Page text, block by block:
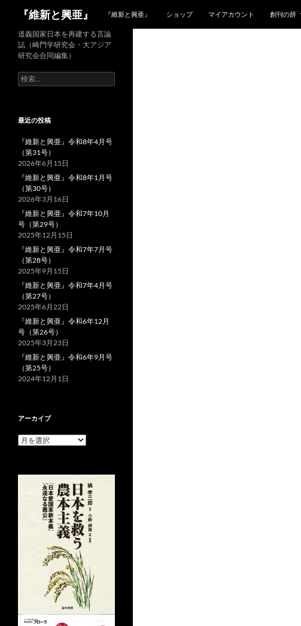
『維新と興亜』 『維新と興亜』 ショップ マイアカウント 創刊の辞
道義国家日本を再建する言論
誌（崎門学研究会・大アジア
研究会合同編集）
検
索:
最近の投稿
『維新と興亜』令和8年4月号
（第31号）
2026年6月15日
『維新と興亜』令和8年1月号
（第30号）
2026年3月16日
『維新と興亜』令和7年10月
号（第29号）
2025年12月15日
『維新と興亜』令和7年7月号
（第28号）
2025年9月15日
『維新と興亜』令和7年4月号
（第27号）
2025年6月22日
『維新と興亜』令和6年12月
号（第26号）
2025年3月23日
『維新と興亜』令和6年9月号
（第25号）
2024年12月1日
アーカイブ
ア